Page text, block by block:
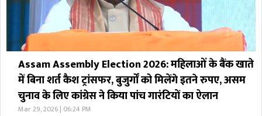
Assam Assembly Election 2026: महिलाओं के बैंक खाते
में बिना शर्त कैश ट्रांसफर, बुजुर्गों को मिलेंगे इतने रुपए, असम
चुनाव के लिए कांग्रेस ने किया पांच गारंटियों का ऐलान
Mar 29, 2026 | 06:24 PM